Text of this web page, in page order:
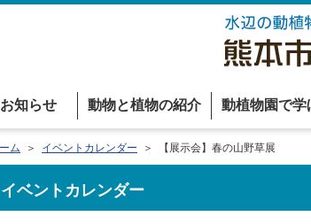
お知らせ 動物と植物の紹介 動植物園で学
ム ＞ イベントカレンダー ＞ 【展示会】春の山野草展
イベントカレンダー